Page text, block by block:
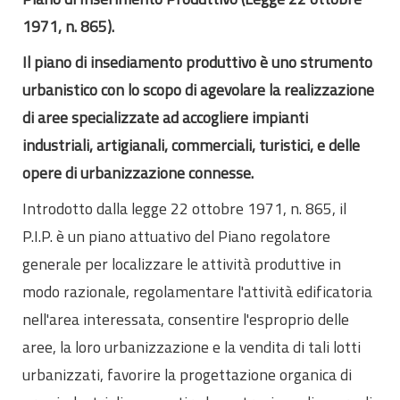
Internazionalizzazione
Glossario
Sei qui:Home Glossario P PIP
1971, n. 865).
Il piano di insediamento produttivo è uno strumento
urbanistico con lo scopo di agevolare la realizzazione
di aree specializzate ad accogliere impianti
industriali, artigianali, commerciali, turistici, e delle
opere di urbanizzazione connesse.
Introdotto dalla legge 22 ottobre 1971, n. 865, il
P.I.P. è un piano attuativo del Piano regolatore
generale per localizzare le attività produttive in
modo razionale, regolamentare l'attività edificatoria
nell'area interessata, consentire l'esproprio delle
aree, la loro urbanizzazione e la vendita di tali lotti
urbanizzati, favorire la progettazione organica di